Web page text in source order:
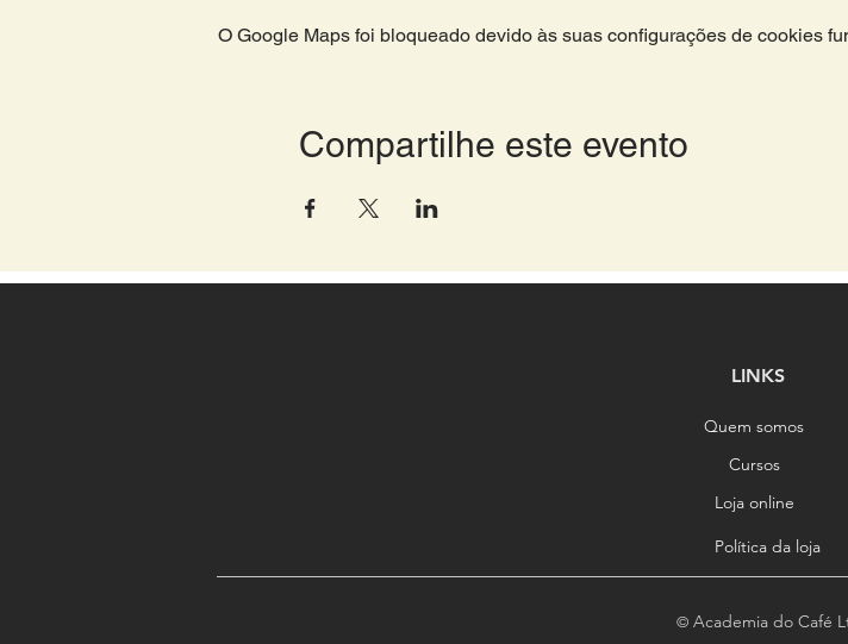
O Google Maps foi bloqueado devido às suas configurações de cookies
Compartilhe este evento
LINKS
Quem somos
Cursos
Loja online
Política da loja
© Academia do Café